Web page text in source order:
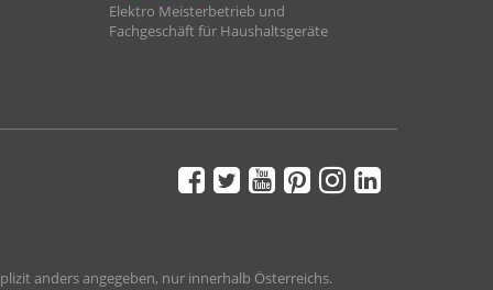
Elektro Meisterbetrieb und
Fachgeschäft für Haushaltsgeräte
anders angegeben, nur innerhalb Österreichs.